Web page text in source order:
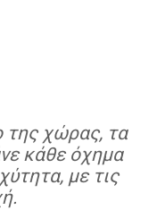
της χώρας, τα
κάθε όχημα
με τις